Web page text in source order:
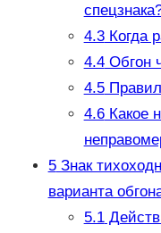
4.3Когда
4.4Обгон
4.5
4.6Какое
5Знак
варианта
5.1